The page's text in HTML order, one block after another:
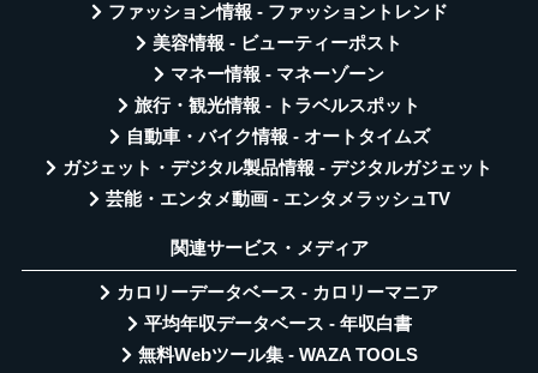
ファッション情報 - ファッショントレンド
美容情報 - ビューティーポスト
マネー情報 - マネーゾーン
旅行・観光情報 - トラベルスポット
自動車・バイク情報 - オートタイムズ
ガジェット・デジタル製品情報 - デジタルガジェット
芸能・エンタメ動画 - エンタメラッシュTV
関連サービス・メディア
カロリーデータベース - カロリーマニア
平均年収データベース - 年収白書
無料Webツール集 - WAZA TOOLS